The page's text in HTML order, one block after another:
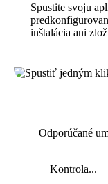
Spustite svoju
inštalácia ani
Odporúčané
Kontrola...